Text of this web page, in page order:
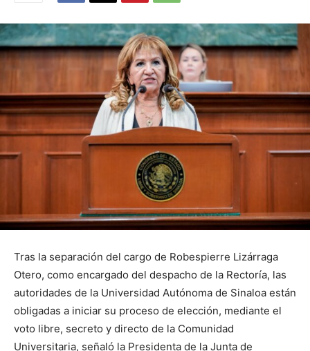
Tras la separación del cargo de Robespierre Lizárraga
Otero, como encargado del despacho de la Rectoría, las
autoridades de la Universidad Autónoma de Sinaloa están
obligadas a iniciar su proceso de elección, mediante el
voto libre, secreto y directo de la Comunidad
Universitaria, señaló la Presidenta de la Junta de